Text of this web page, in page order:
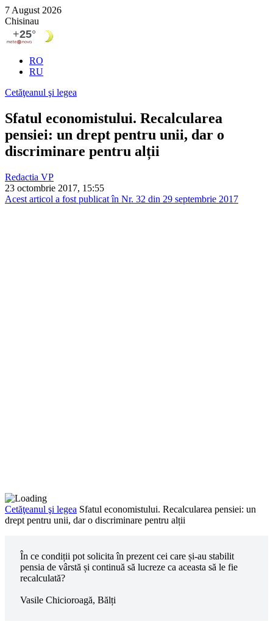
7 August 2026
Chisinau
RO
RU
Cetăţeanul şi legea
Sfatul economistului. Recalcularea
pensiei: un drept pentru unii, dar o
discriminare pentru alții
Redactia VP
23 octombrie 2017, 15:55
Acest articol a fost publicat în Nr. 32 din 29 septembrie 2017
Cetăţeanul şi legea Sfatul economistului. Recalcularea pensiei: un
drept pentru unii, dar o discriminare pentru alții
În ce condiții pot solicita în prezent cei care și-au stabilit
pensia de vârstă și continuă să lu­creze ca aceasta să le fie
recalculată?
Vasile Chicioroagă, Bălți